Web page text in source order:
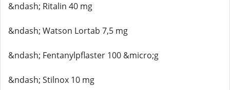
&ndash; Ritalin 40 mg
&ndash; Watson Lortab 7,5 mg
&ndash; Fentanylpflaster 100 &micro;g
&ndash; Stilnox 10 mg